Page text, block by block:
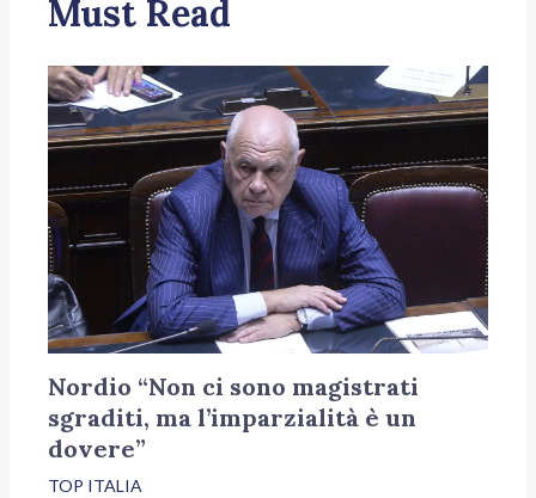
Must Read
Nordio “Non ci sono magistrati
sgraditi, ma l’imparzialità è un
dovere”
TOP ITALIA